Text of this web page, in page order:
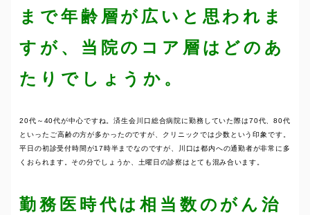
まで年齢層が広いと思われま
すが、当院のコア層はどのあ
たりでしょうか。
20代～40代が中心ですね。済生会川口総合病院に勤務していた際は70代、80代
といったご高齢の方が多かったのですが、クリニックでは少数という印象です。
平日の初診受付時間が17時半までなのですが、川口は都内への通勤者が非常に多
くおられます。その分でしょうか、土曜日の診察はとても混み合います。
勤務医時代は相当数のがん治